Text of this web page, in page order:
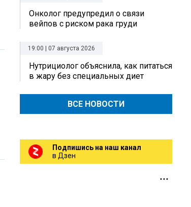
Онколог предупредил о связи
вейпов с риском рака груди
19:00 | 07 августа 2026
Нутрициолог объяснила, как питаться
в жару без специальных диет
ВСЕ НОВОСТИ
Подпишись на наш канал
в Дзен